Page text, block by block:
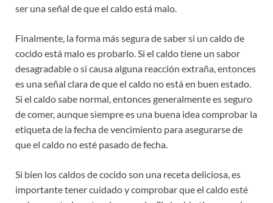
ser una señal de que el caldo está malo.
Finalmente, la forma más segura de saber si un caldo de
cocido está malo es probarlo. Si el caldo tiene un sabor
desagradable o si causa alguna reacción extraña, entonces
es una señal clara de que el caldo no está en buen estado.
Si el caldo sabe normal, entonces generalmente es seguro
de comer, aunque siempre es una buena idea comprobar la
etiqueta de la fecha de vencimiento para asegurarse de
que el caldo no esté pasado de fecha.
Si bien los caldos de cocido son una receta deliciosa, es
importante tener cuidado y comprobar que el caldo esté